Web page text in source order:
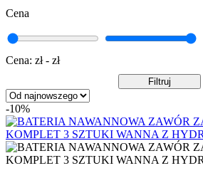
Cena
Cena: zł - zł
Filtruj
-10%